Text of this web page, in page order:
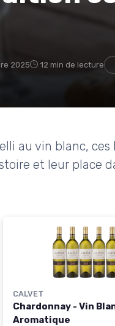
2025 12 min de lecture
au vin blanc,
et leur place
CALVET
Chardonnay - Vin
Aromatique